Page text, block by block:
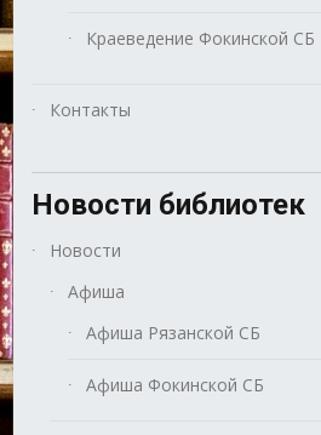
Краеведение Фокинской СБ
Контакты
Новости библиотек
Новости
Афиша
Афиша Рязанской СБ
Афиша Фокинской СБ